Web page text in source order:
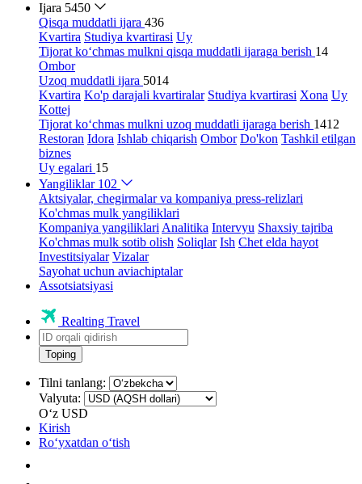
Ijara 5450
Qisqa muddatli ijara 436
Kvartira Studiya kvartirasi Uy
Tijorat ko‘chmas mulkni qisqa muddatli ijaraga berish 14
Ombor
Uzoq muddatli ijara 5014
Kvartira Ko'p darajali kvartiralar Studiya kvartirasi Xona Uy
Kottej
Tijorat ko‘chmas mulkni uzoq muddatli ijaraga berish 1412
Restoran Idora Ishlab chiqarish Ombor Do'kon Tashkil etilgan
biznes
Uy egalari 15
Yangiliklar 102
Aktsiyalar, chegirmalar va kompaniya press-relizlari
Ko'chmas mulk yangiliklari
Kompaniya yangiliklari Analitika Intervyu Shaxsiy tajriba
Ko'chmas mulk sotib olish Soliqlar Ish Chet elda hayot
Investitsiyalar Vizalar
Sayohat uchun aviachiptalar
Assotsiatsiyasi
Realting Travel
Toping
Tilni tanlang:
Valyuta:
Oʻz USD
Kirish
Roʻyxatdan oʻtish